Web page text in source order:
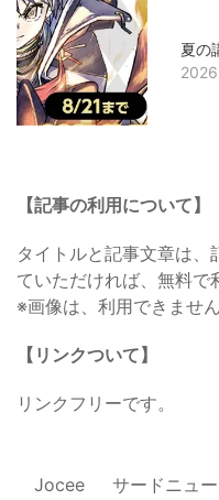
夏の
【記事の利用について】
タイトルと記事文章は、
ていただければ、無料で
※画像は、利用できませ
【リンクついて】
リンクフリーです。
Jocee サードニュ